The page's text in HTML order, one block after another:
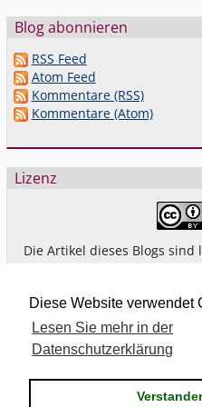
Diese Website verwendet
Lesen Sie mehr in der
Datenschutzerklärung
Blog abonnieren
RSS Feed
Atom Feed
Kommentare (RSS)
Kommentare (Atom)
Lizenz
Die Artikel dieses Blogs
Das giltnichtfür Bilder oder
Beiträge.